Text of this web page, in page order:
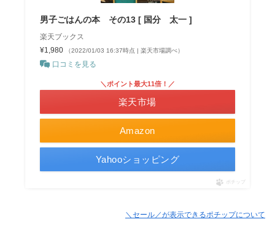
男子ごはんの本 その13 [ 国分 太一 ]
楽天ブックス
¥1,980
（2022/01/03 16:37時点 | 楽天市場調べ）
口コミを見る
Amazon
＼ポイント最大11倍！／
楽天市場
Yahooショッピング
ポチップ
＼セール／が表示できるポチップについて